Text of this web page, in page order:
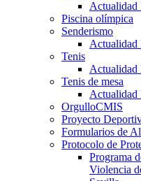
Actualidad
Piscina olímpica
Senderismo
Actualidad
Tenis
Actualidad
Tenis de mesa
Actualidad
OrgulloCMIS
Proyecto
Formularios de
Protocolo de
Programa
Violencia